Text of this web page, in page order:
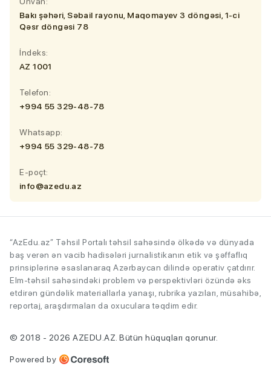
Bakı şəhəri, Səbail rayonu, Maqomayev 3 döngəsi, 1-ci
Qəsr döngəsi 78
İndeks:
AZ 1001
Telefon:
+994 55 329-48-78
Whatsapp:
+994 55 329-48-78
E-poçt:
info@azedu.az
“AzEdu.az” Təhsil Portalı təhsil sahəsində ölkədə və dünyada
baş verən ən vacib hadisələri jurnalistikanın etik və şəffaflıq
prinsiplərinə əsaslanaraq Azərbaycan dilində operativ çatdırır.
Elm-təhsil sahəsindəki problem və perspektivləri özündə əks
etdirən gündəlik materiallarla yanaşı, rubrika yazıları, müsahibə,
reportaj, araşdırmaları da oxuculara təqdim edir.
© 2018 - 2026 AZEDU.AZ. Bütün hüquqları qorunur.
Powered by